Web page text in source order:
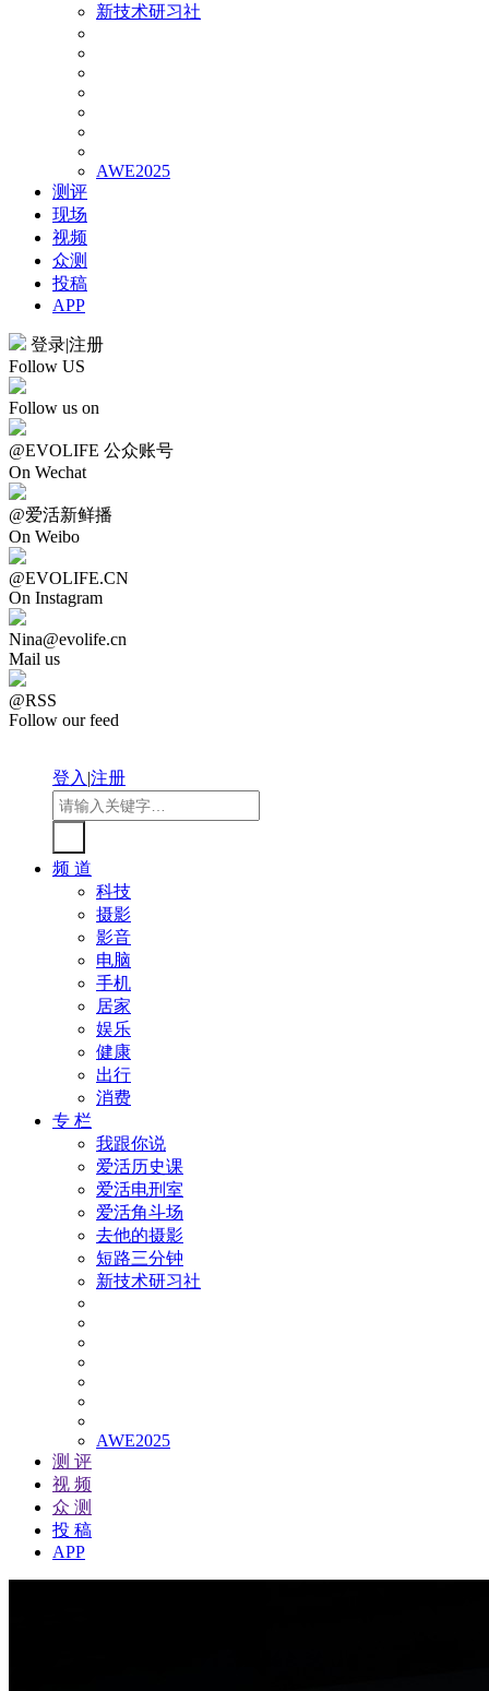
新技术研习社
AWE2025
测评
现场
视频
众测
投稿
APP
登录|注册
Follow US
Follow us on
@EVOLIFE 公众账号
On Wechat
@爱活新鲜播
On Weibo
@EVOLIFE.CN
On Instagram
Nina@evolife.cn
Mail us
@RSS
Follow our feed
登入|注册
频 道
科技
摄影
影音
电脑
手机
居家
娱乐
健康
出行
消费
专 栏
我跟你说
爱活历史课
爱活电刑室
爱活角斗场
去他的摄影
短路三分钟
新技术研习社
AWE2025
测 评
视 频
众 测
投 稿
APP